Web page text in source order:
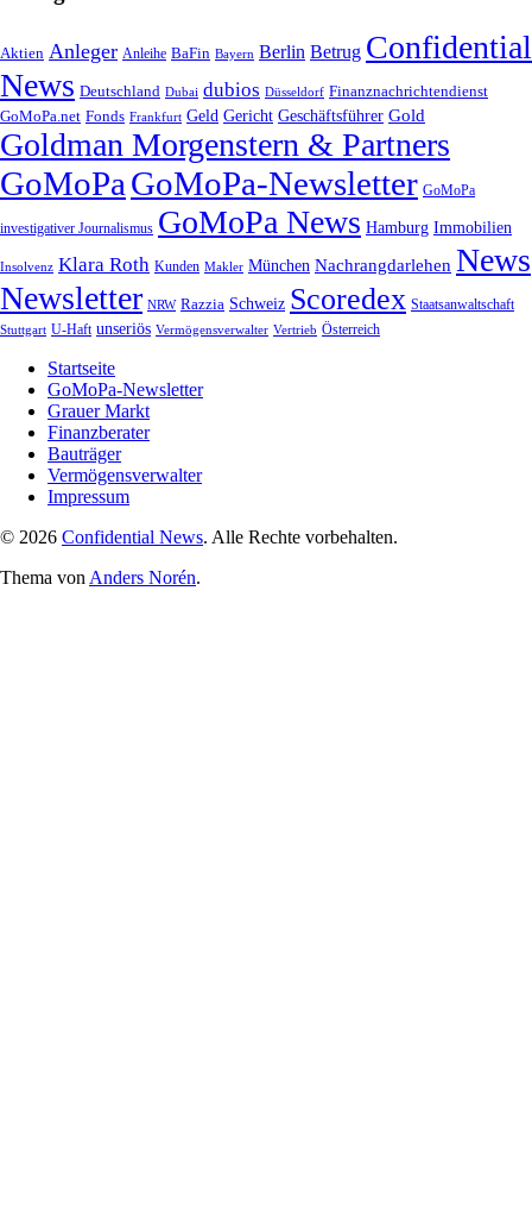
Aktien Anleger Anleihe BaFin Bayern Berlin Betrug Confidential
News Deutschland Dubai dubios Düsseldorf Finanznachrichtendienst
GoMoPa.net Fonds Frankfurt Geld Gericht Geschäftsführer Gold
Goldman Morgenstern & Partners
GoMoPa GoMoPa-Newsletter GoMoPa
investigativer Journalismus GoMoPa News Hamburg Immobilien
Insolvenz Klara Roth Kunden Makler München Nachrangdarlehen News
Newsletter NRW Razzia Schweiz Scoredex Staatsanwaltschaft
Stuttgart U-Haft unseriös Vermögensverwalter Vertrieb Österreich
Startseite
GoMoPa-Newsletter
Grauer Markt
Finanzberater
Bauträger
Vermögensverwalter
Impressum
© 2026 Confidential News. Alle Rechte vorbehalten.
Thema von Anders Norén.